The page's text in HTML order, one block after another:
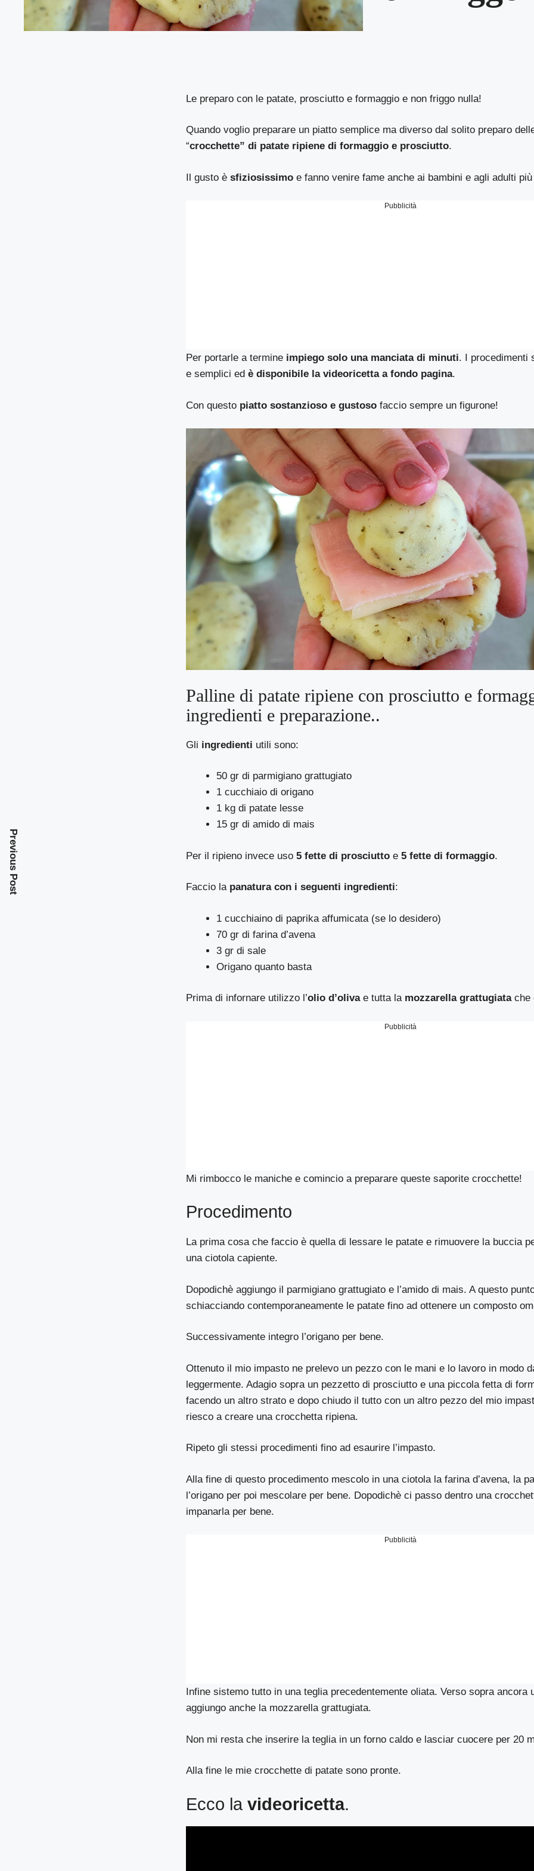
Le preparo con le patate, prosciutto e formaggio e non friggo nulla!
Quando voglio preparare un piatto semplice ma diverso dal solito preparo
“crocchette” di patate ripiene di formaggio e prosciutto.
Il gusto èsfiziosissimo e fanno venire fame anche ai bambini e agli adulti
Pubblicità
Per portarle a termine impiego solo una manciata di minuti. I procedimenti
e semplici edè disponibile la videoricetta a fondo pagina.
Con questo piatto sostanzioso e gustoso faccio sempre un figurone!
Palline di patate ripiene con prosciutto e
ingredienti e preparazione..
Gli ingredienti utili sono:
50 gr di parmigiano grattugiato
1 cucchiaio di origano
1 kg di patate lesse
15 gr di amido di mais
Per il ripieno invece uso5 fette di prosciutto e5 fette di formaggio.
Faccio lapanatura con i seguenti ingredienti:
1 cucchiaino di paprika affumicata (se lo desidero)
70 gr di farina d’avena
3 gr di sale
Origano quanto basta
Prima di infornare utilizzo l’olio d’olivae tutta la mozzarella grattugiatache
Pubblicità
Mi rimbocco le maniche e comincio a preparare queste saporite crocchette!
Procedimento
La prima cosa che faccio è quella di lessare le patate e rimuovere la buccia
una ciotola capiente.
Dopodichè aggiungo il parmigiano grattugiato e l’amido di mais. A questo
schiacciando contemporaneamente le patate fino ad ottenere un composto
Successivamente integro l’origano per bene.
Ottenuto il mio impasto ne prelevo un pezzo con le mani e lo lavoro in modo
leggermente. Adagio sopra un pezzetto di prosciutto e una piccola fetta di
facendo un altro strato e dopo chiudo il tutto con un altro pezzo del mio
riesco a creare una crocchetta ripiena.
Ripeto gli stessi procedimenti fino ad esaurire l’impasto.
Alla fine di questo procedimento mescolo in una ciotola la farina d’avena, la
l’origano per poi mescolare per bene. Dopodichè ci passo dentro una
impanarla per bene.
Pubblicità
Infine sistemo tutto in una teglia precedentemente oliata. Verso sopra ancora
aggiungo anche la mozzarella grattugiata.
Non mi resta che inserire la teglia in un forno caldo e lasciar cuocere per 20
Alla fine le mie crocchette di patate sono pronte.
Ecco la videoricetta.
Previous Post